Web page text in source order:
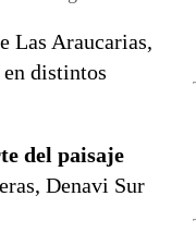
Las Araucarias,
distintos
del paisaje
Denavi Sur